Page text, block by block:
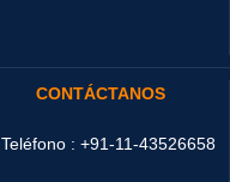
CONTÁCTANOS
Teléfono : +91-11-43526658